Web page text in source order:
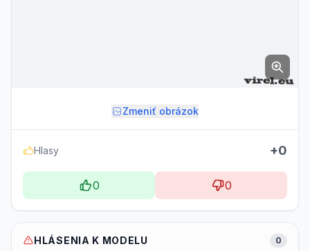
Zmeniť obrázok
Hlasy +0
0 0
HLÁSENIA K MODELU 0